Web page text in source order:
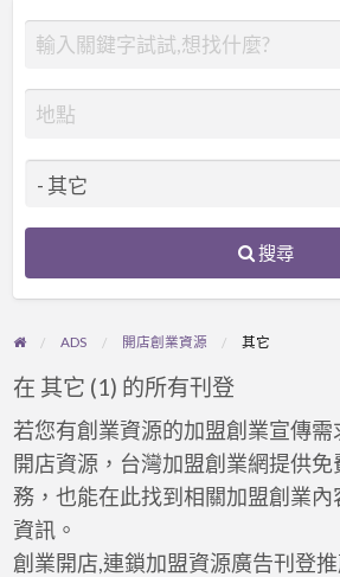
搜尋
ADS 開店創業資源 其它
在 其它 (1) 的所有刊登
若您有創業資源的加盟創業宣傳
開店資源，台灣加盟創業網提供
務，也能在此找到相關加盟創業
資訊。
創業開店,連鎖加盟資源廣告刊登